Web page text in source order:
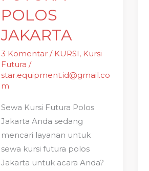
POLOS
JAKARTA
3 Komentar / KURSI, Kursi
Futura /
star.equipment.id@gmail.co
m
Sewa Kursi Futura Polos
Jakarta Anda sedang
mencari layanan untuk
sewa kursi futura polos
Jakarta untuk acara Anda?